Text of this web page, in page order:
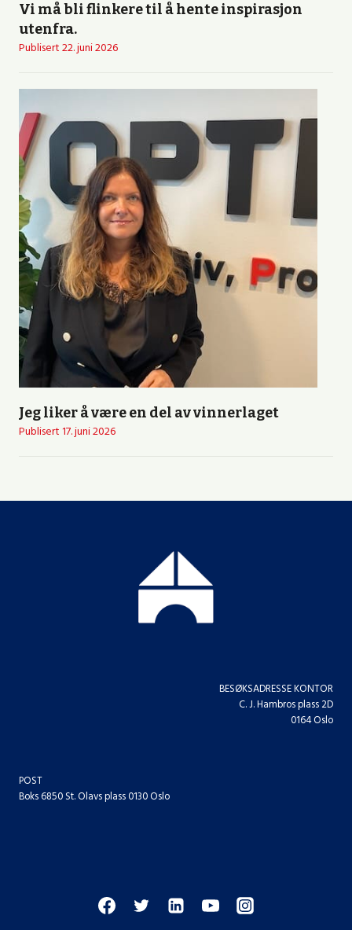
Vi må bli flinkere til å hente inspirasjon
utenfra.
Publisert22. juni 2026
Jeg liker å være en del av vinnerlaget
Publisert17. juni 2026
BESØKSADRESSE KONTOR
C. J. Hambros plass 2D
0164 Oslo
POST
Boks 6850 St. Olavs plass 0130 Oslo